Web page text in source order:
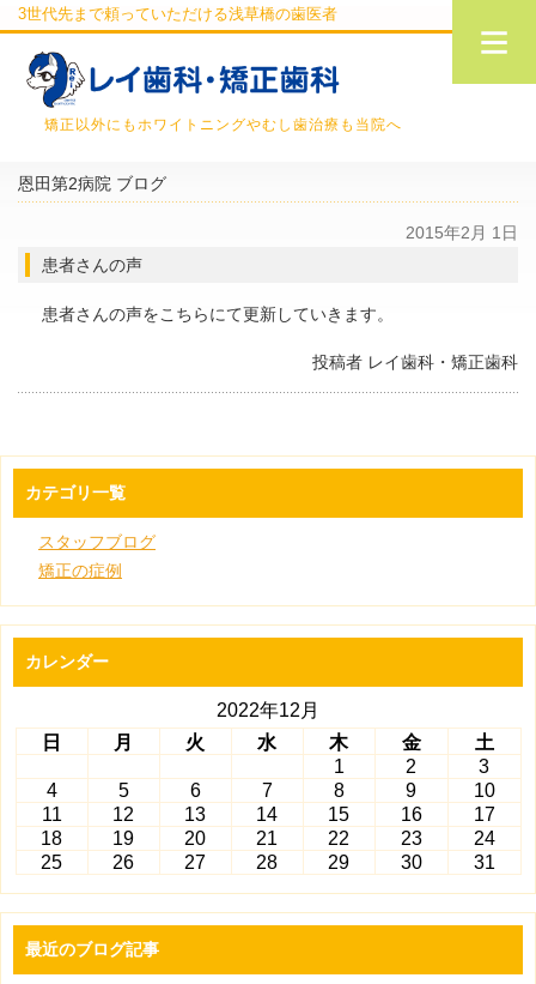
3世代先まで頼っていただける浅草橋の歯医者
矯正以外にもホワイトニングやむし歯治療も当院へ
恩田第2病院 ブログ
2015年2月 1日
患者さんの声
患者さんの声をこちらにて更新していきます。
投稿者 レイ歯科・矯正歯科
カテゴリ一覧
スタッフブログ
矯正の症例
カレンダー
2022年12月
日
月 火 水 木 金
土
1
2
3
4
5 6 7 8 9
10
11
12 13 14 15 16
17
18
19 20 21 22 23
24
25
26 27 28 29 30 31
最近のブログ記事